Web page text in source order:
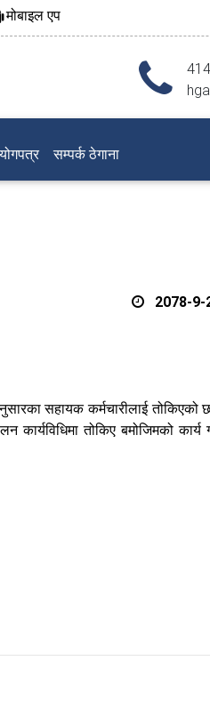
मोबाइल एप
सम्पर्क ठेगाना
2078-9-
सहायक कर्मचारीलाई तोकिएको
तोकिए बमोजिमको कार्य